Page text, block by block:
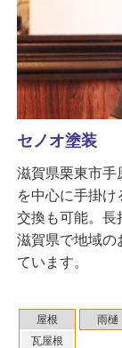
屋根
瓦屋根
雨樋
セノオ塗装
滋賀県栗東市手
を中心に手掛
交換も可能。長
滋賀県で地域の
ています。